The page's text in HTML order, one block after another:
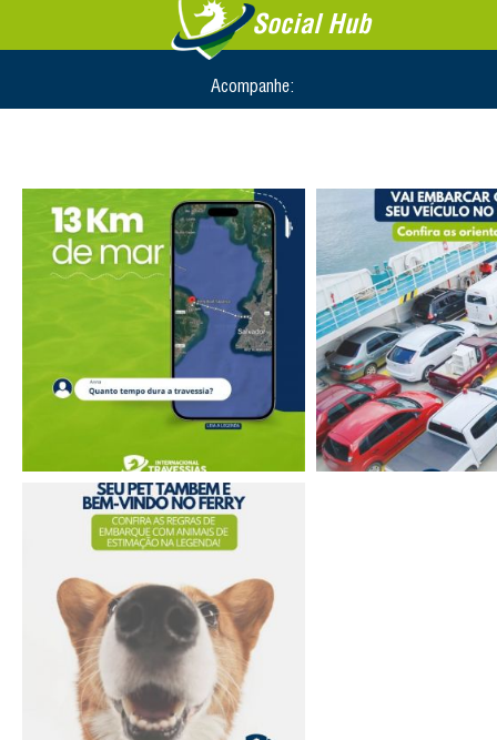
Social Hub
Acompanhe: